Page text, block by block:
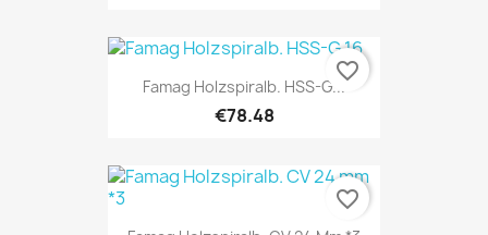
Famag Holzspiralb. HSS-G...
€78.48
favorite_border
favorite_border